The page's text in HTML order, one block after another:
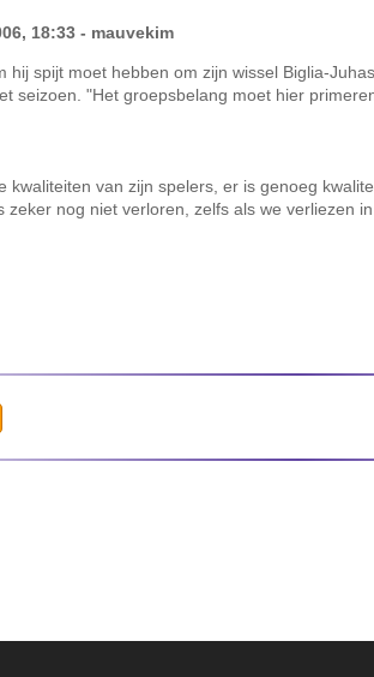
18:33 - mauvekim
hij spijt moet hebben om zijn wissel Biglia-
seizoen. "Het groepsbelang moet hier
kwaliteiten van zijn spelers, er is genoeg
nog niet verloren, zelfs als we verliezen in